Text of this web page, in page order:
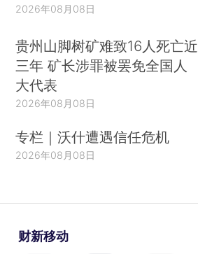
2026年08月08日
贵州山脚树矿难致16人死亡近
三年 矿长涉罪被罢免全国人
大代表
2026年08月08日
专栏｜沃什遭遇信任危机
2026年08月08日
财新移动